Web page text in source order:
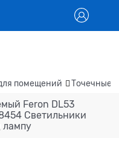
помещений Точечные
Feron DL53
Светильники
лампу